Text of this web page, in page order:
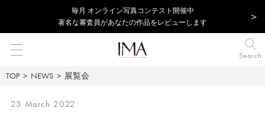
毎⽉ オンライン写真コンテスト開催中
著名な審査員があなたの作品をレビューします
Search
TOP NEWS 展覧会
23 March 2022